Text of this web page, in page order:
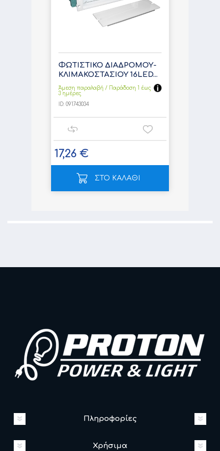
ΦΩΤΙΣΤΙΚΟ ΔΙΑΔΡΟΜΟΥ-
ΚΛΙΜΑΚΟΣΤΑΣΙΟΥ 16LED...
Άμεση παραλαβή / Παράδoση 1 έως
3 ημέρες
ID: 091743034
17,26 €
ΣΤΟ ΚΑΛΑΘΙ
Πληροφορίες
Χρήσιμα